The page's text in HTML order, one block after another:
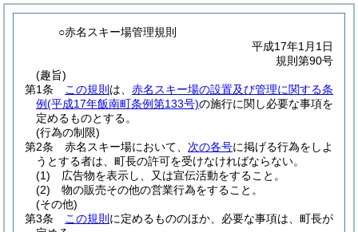
○赤名スキー場管理規則
平成17年1月1日
規則第90号
(趣旨)
第1条
この規則 は、 赤名スキー場の設置及び管理に関する条
例(平成17年飯南町条例第133号)の施行に関し必要な事項を
定めるものとする。
(行為の制限)
第2条
赤名スキー場において、 次の各号に掲げる行為をしよ
うとする者は、町長の許可を受けなければならない。
(1)
広告物を表示し、又は宣伝活動をすること。
(2)
物の販売その他の営業行為をすること。
(その他)
第3条
この規則 に定めるもののほか、必要な事項は、町長が